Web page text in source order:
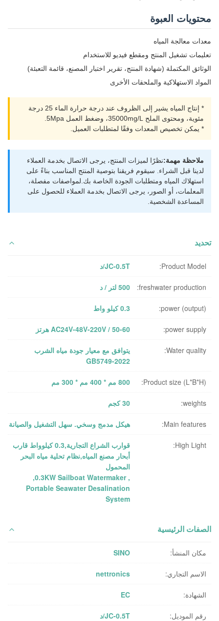
محتويات العبوة
معدات معالجة المياه
تعليمات تشغيل المنتج ومقطع فيديو للاستخدام
الوثائق المكتملة (شهادة المنتج، تقرير اختبار المصنع، قائمة التعبئة)
المواد الاستهلاكية والملحقات الأخرى
* إنتاج المياه يشير إلى الظروف عند درجة حرارة الماء 25 درجة
مئوية، ومحتوى الملح 35000mg/L، وضغط العمل 5Mpa.
* يمكن تخصيص المعدات وفقًا لمتطلبات العميل.
ملاحظة مهمة:نظرًا لميزات المنتج، يرجى الاتصال بخدمة العملاء
لدينا قبل الشراء. سيقوم فريقنا بتوصية المنتج المناسب بناءً على
استهلاك المياه ومتطلبات الجودة الخاصة بك.لمواصفات مفصلة،
المعلمات، أو الصور، يرجى الاتصال بخدمة العملاء للحصول على
المساعدة الشخصية.
تحديد
Product Model: JC-0.5T/د
freshwater production: 500 لتر / د
power (output): 0.3 كيلو واط
power supply: AC24V-48V-220V / 50-60 هرتز
Water quality:
يتوافق مع معيار جودة مياه الشرب
GB5749-2022
Product size (L*B*H): 800 مم * 400 مم * 300 مم
weights: 30 كجم
Main features: هيكل مدمج وسخي. سهل التشغيل والصيانة
High Light:
قوارب الشراع التجارية,0.3 كيلوواط قارب
أبحار مصنع المياه,نظام تحلية مياه البحر
المحمول
,
0.3KW Sailboat Watermaker
,
Portable Seawater Desalination
System
الصفات الرئيسية
مكان المنشأ: SINO
الاسم التجاري: nettronics
الشهادة: EC
رقم الموديل: JC-0.5T/د